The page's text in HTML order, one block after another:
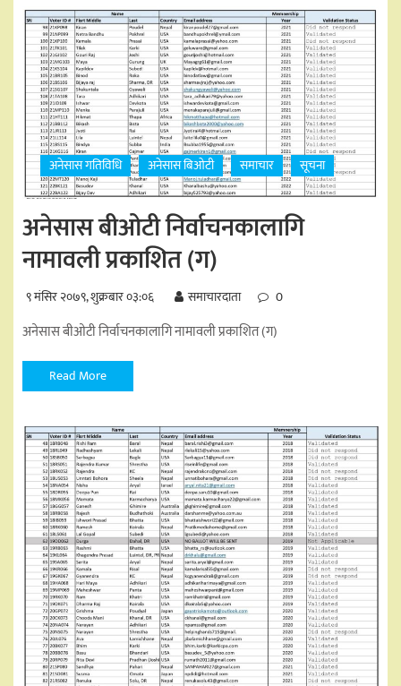
अनेसास गतिविधि अनेसास बिओटी समाचार सूचना
अनेसास बीओटी निर्वाचनकालागि
नामावली प्रकाशित (ग)
९ मंसिर २०७९, शुक्रबार ०३:०६ समाचारदाता 0
अनेसास बीओटी निर्वाचनकालागि नामावली प्रकाशित (ग)
Read More